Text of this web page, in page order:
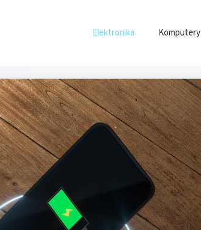
Elektronika Komputery